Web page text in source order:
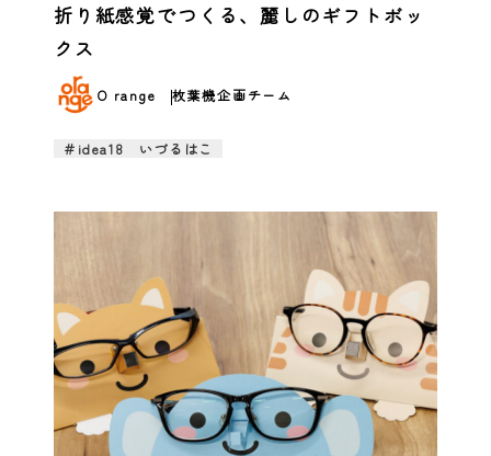
折り紙感覚でつくる、麗しのギフトボッ
クス
O range 枚葉機企画チーム
＃idea18 いづるはこ